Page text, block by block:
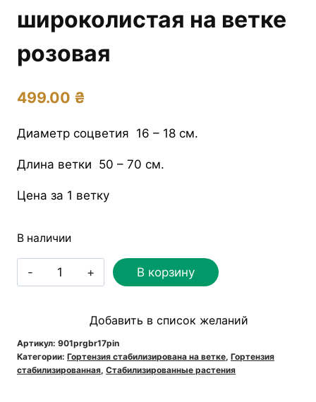
широколистая на ветке
розовая
499.00 ₴
Диаметр соцветия 16 – 18 см.
Длина ветки 50 – 70 см.
Цена за 1 ветку
В наличии
Количество
товара
стабилизированная
широколистая
на
В корзину
Добавить в список желаний
Артикул: 901prgbr17pin
Категории: Гортензия стабилизирована на ветке, Гортензия
стабилизированная, Стабилизированные растения